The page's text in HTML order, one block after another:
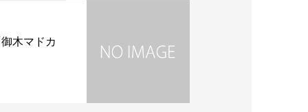
木マドカ